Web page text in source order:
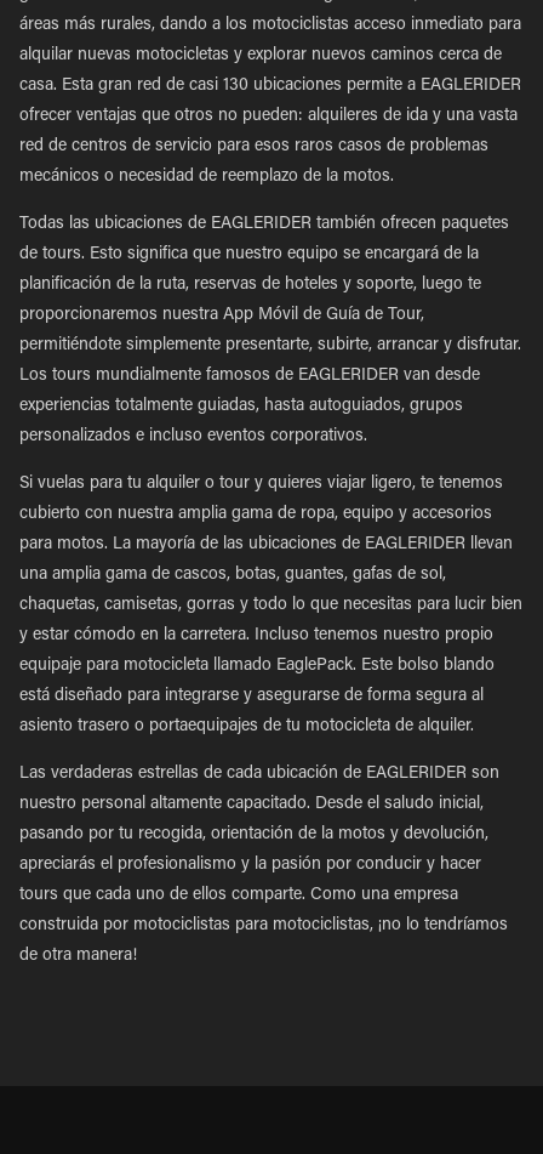
áreas más rurales, dando a los motociclistas acceso inmediato para
alquilar nuevas motocicletas y explorar nuevos caminos cerca de
casa. Esta gran red de casi 130 ubicaciones permite a EAGLERIDER
ofrecer ventajas que otros no pueden: alquileres de ida y una vasta
red de centros de servicio para esos raros casos de problemas
mecánicos o necesidad de reemplazo de la motos.
Todas las ubicaciones de EAGLERIDER también ofrecen paquetes
de tours. Esto significa que nuestro equipo se encargará de la
planificación de la ruta, reservas de hoteles y soporte, luego te
proporcionaremos nuestra App Móvil de Guía de Tour,
permitiéndote simplemente presentarte, subirte, arrancar y disfrutar.
Los tours mundialmente famosos de EAGLERIDER van desde
experiencias totalmente guiadas, hasta autoguiados, grupos
personalizados e incluso eventos corporativos.
Si vuelas para tu alquiler o tour y quieres viajar ligero, te tenemos
cubierto con nuestra amplia gama de ropa, equipo y accesorios
para motos. La mayoría de las ubicaciones de EAGLERIDER llevan
una amplia gama de cascos, botas, guantes, gafas de sol,
chaquetas, camisetas, gorras y todo lo que necesitas para lucir bien
y estar cómodo en la carretera. Incluso tenemos nuestro propio
equipaje para motocicleta llamado EaglePack. Este bolso blando
está diseñado para integrarse y asegurarse de forma segura al
asiento trasero o portaequipajes de tu motocicleta de alquiler.
Las verdaderas estrellas de cada ubicación de EAGLERIDER son
nuestro personal altamente capacitado. Desde el saludo inicial,
pasando por tu recogida, orientación de la motos y devolución,
apreciarás el profesionalismo y la pasión por conducir y hacer
tours que cada uno de ellos comparte. Como una empresa
construida por motociclistas para motociclistas, ¡no lo tendríamos
de otra manera!